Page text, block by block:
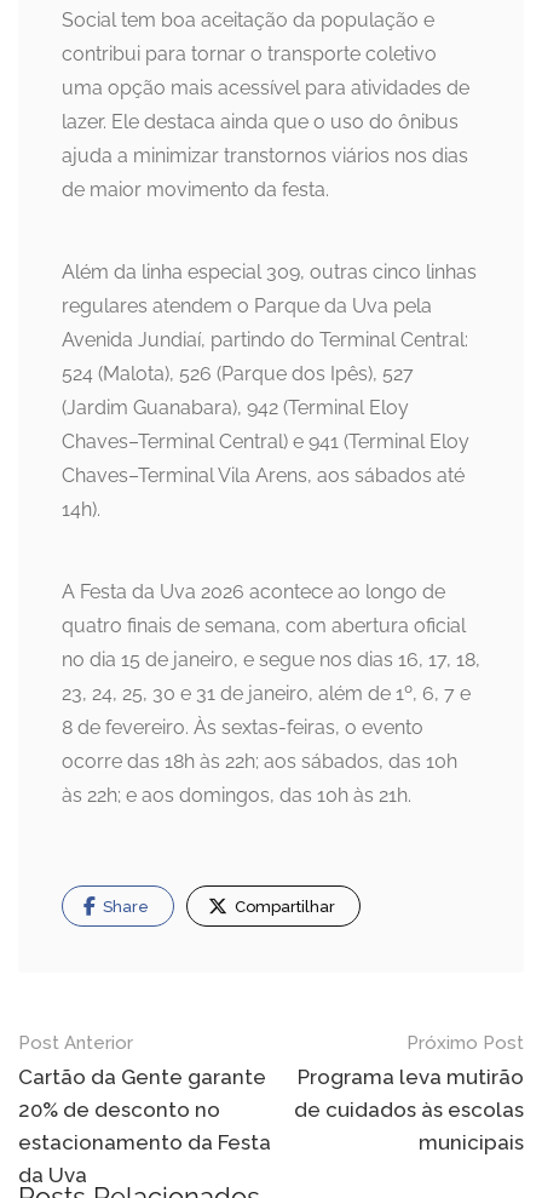
Social tem boa aceitação da população e
contribui para tornar o transporte coletivo
uma opção mais acessível para atividades de
lazer. Ele destaca ainda que o uso do ônibus
ajuda a minimizar transtornos viários nos dias
de maior movimento da festa.
Além da linha especial 309, outras cinco linhas
regulares atendem o Parque da Uva pela
Avenida Jundiaí, partindo do Terminal Central:
524 (Malota), 526 (Parque dos Ipês), 527
(Jardim Guanabara), 942 (Terminal Eloy
Chaves–Terminal Central) e 941 (Terminal Eloy
Chaves–Terminal Vila Arens, aos sábados até
14h).
A Festa da Uva 2026 acontece ao longo de
quatro finais de semana, com abertura oficial
no dia 15 de janeiro, e segue nos dias 16, 17, 18,
23, 24, 25, 30 e 31 de janeiro, além de 1º, 6, 7 e
8 de fevereiro. Às sextas-feiras, o evento
ocorre das 18h às 22h; aos sábados, das 10h
às 22h; e aos domingos, das 10h às 21h.
Share Compartilhar
Navegação
de
Post
Post Anterior
Cartão da Gente garante
20% de desconto no
estacionamento da Festa
da Uva
Próximo Post
Programa leva mutirão
de cuidados às escolas
municipais